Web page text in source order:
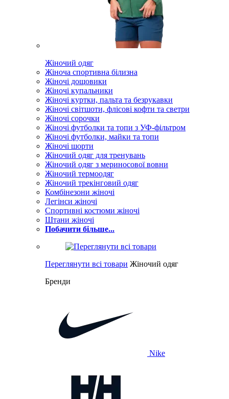
Жіночий одяг
Жіноча спортивна білизна
Жіночі дощовики
Жіночі купальники
Жіночі куртки, пальта та безрукавки
Жіночі світшоти, флісові кофти та светри
Жіночі сорочки
Жіночі футболки та топи з УФ-фільтром
Жіночі футболки, майки та топи
Жіночі шорти
Жіночий одяг для тренувань
Жіночий одяг з мериносової вовни
Жіночий термоодяг
Жіночий трекінговий одяг
Комбінезони жіночі
Легінси жіночі
Спортивні костюми жіночі
Штани жіночі
Побачити більше...
Переглянути всі товари Жіночий одяг
Бренди
Nike